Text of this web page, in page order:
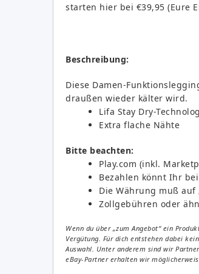
starten hier bei €39,95 (Eure
Beschreibung:
Diese Damen-
draußen wieder kälter wird.
Lifa Stay Dry-
Extra flache Nähte
Bitte beachten:
Play.com (inkl.
Bezahlen könnt Ihr
Die Währung muß auf
Zollgebühren oder
Wenn du über „zum Angebot“ ein
Vergütung. Für dich entstehen dabei
Auswahl. Unter anderem sind wir
eBay-Partner erhalten wir